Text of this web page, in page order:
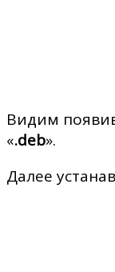
Видим
«.deb».
Далее